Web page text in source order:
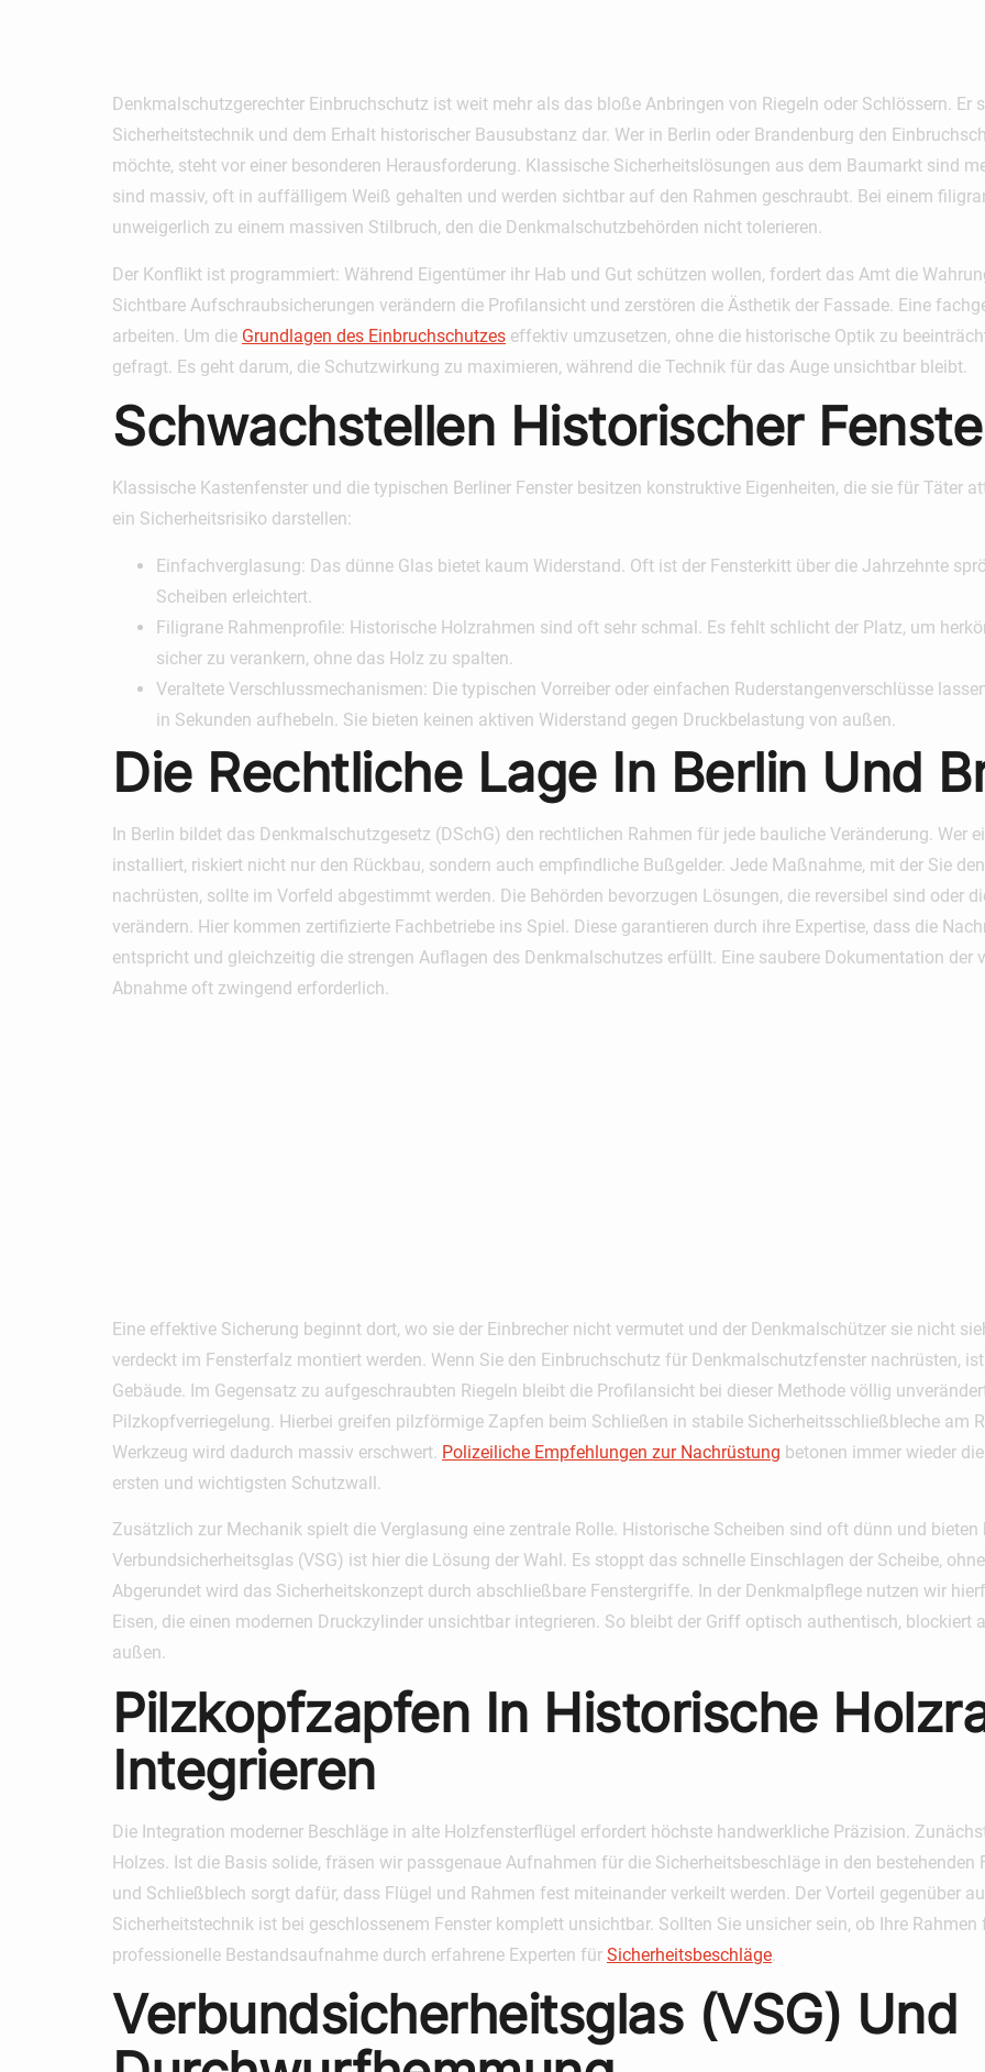
Denkmalschutzgerechter Einbruchschutz ist weit mehr als das bloße Anbringen von Riegeln oder Schlössern. Er
Sicherheitstechnik und dem Erhalt historischer Bausubstanz dar. Wer in Berlin oder Brandenburg den
möchte, steht vor einer besonderen Herausforderung. Klassische Sicherheitslösungen aus dem Baumarkt sind
sind massiv, oft in auffälligem Weiß gehalten und werden sichtbar auf den Rahmen geschraubt. Bei einem
unweigerlich zu einem massiven Stilbruch, den die Denkmalschutzbehörden nicht tolerieren.
Der Konflikt ist programmiert: Während Eigentümer ihr Hab und Gut schützen wollen, fordert das Amt die
Sichtbare Aufschraubsicherungen verändern die Profilansicht und zerstören die Ästhetik der Fassade. Eine
arbeiten. Um die Grundlagen des Einbruchschutzes effektiv umzusetzen, ohne die historische Optik zu
gefragt. Es geht darum, die Schutzwirkung zu maximieren, während die Technik für das Auge unsichtbar bleibt.
Schwachstellen Historischer
Klassische Kastenfenster und die typischen Berliner Fenster besitzen konstruktive Eigenheiten, die sie für Täter
ein Sicherheitsrisiko darstellen:
Einfachverglasung: Das dünne Glas bietet kaum Widerstand. Oft ist der Fensterkitt über die Jahrzehnte
Scheiben erleichtert.
Filigrane Rahmenprofile: Historische Holzrahmen sind oft sehr schmal. Es fehlt schlicht der Platz, um
sicher zu verankern, ohne das Holz zu spalten.
Veraltete Verschlussmechanismen: Die typischen Vorreiber oder einfachen Ruderstangenverschlüsse
in Sekunden aufhebeln. Sie bieten keinen aktiven Widerstand gegen Druckbelastung von außen.
Die Rechtliche Lage In Berlin Und
In Berlin bildet das Denkmalschutzgesetz (DSchG) den rechtlichen Rahmen für jede bauliche Veränderung. Wer
installiert, riskiert nicht nur den Rückbau, sondern auch empfindliche Bußgelder. Jede Maßnahme, mit der Sie den
nachrüsten, sollte im Vorfeld abgestimmt werden. Die Behörden bevorzugen Lösungen, die reversibel sind oder
verändern. Hier kommen zertifizierte Fachbetriebe ins Spiel. Diese garantieren durch ihre Expertise, dass die
entspricht und gleichzeitig die strengen Auflagen des Denkmalschutzes erfüllt. Eine saubere Dokumentation der
Abnahme oft zwingend erforderlich.
Eine effektive Sicherung beginnt dort, wo sie der Einbrecher nicht vermutet und der Denkmalschützer sie nicht
verdeckt im Fensterfalz montiert werden. Wenn Sie den Einbruchschutz für Denkmalschutzfenster nachrüsten,
Gebäude. Im Gegensatz zu aufgeschraubten Riegeln bleibt die Profilansicht bei dieser Methode völlig
Pilzkopfverriegelung. Hierbei greifen pilzförmige Zapfen beim Schließen in stabile Sicherheitsschließbleche am
Werkzeug wird dadurch massiv erschwert. Polizeiliche Empfehlungen zur Nachrüstung betonen immer wieder
ersten und wichtigsten Schutzwall.
Zusätzlich zur Mechanik spielt die Verglasung eine zentrale Rolle. Historische Scheiben sind oft dünn und bieten
Verbundsicherheitsglas (VSG) ist hier die Lösung der Wahl. Es stoppt das schnelle Einschlagen der Scheibe,
Abgerundet wird das Sicherheitskonzept durch abschließbare Fenstergriffe. In der Denkmalpflege nutzen wir
Eisen, die einen modernen Druckzylinder unsichtbar integrieren. So bleibt der Griff optisch authentisch, blockiert
außen.
Pilzkopfzapfen In Historische
Integrieren
Die Integration moderner Beschläge in alte Holzfensterflügel erfordert höchste handwerkliche Präzision.
Holzes. Ist die Basis solide, fräsen wir passgenaue Aufnahmen für die Sicherheitsbeschläge in den
und Schließblech sorgt dafür, dass Flügel und Rahmen fest miteinander verkeilt werden. Der Vorteil gegenüber
Sicherheitstechnik ist bei geschlossenem Fenster komplett unsichtbar. Sollten Sie unsicher sein, ob Ihre
professionelle Bestandsaufnahme durch erfahrene Experten für Sicherheitsbeschläge
Verbundsicherheitsglas (VSG) Und